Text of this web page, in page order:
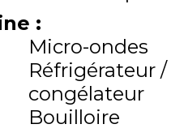
:
Micro-ondes
Réfrigérateur /
congélateur
Bouilloire